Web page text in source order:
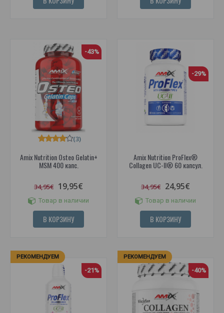
-43%
Amix Nutrition Osteo Gelatin+
MSM 400 капс.
(3)
34,95€ 19,95€
Товар в наличии
В КОРЗИНУ
-29%
Amix Nutrition ProFlex®
Collagen UC-II® 60 капсул.
34,95€ 24,95€
Товар в наличии
В КОРЗИНУ
РЕКОМЕНДУЕМ
-21%
РЕКОМЕНДУЕМ
-40%